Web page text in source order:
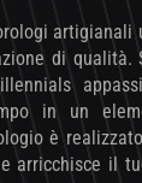
artigianali
di qualità.
in un
è
arricchisce il